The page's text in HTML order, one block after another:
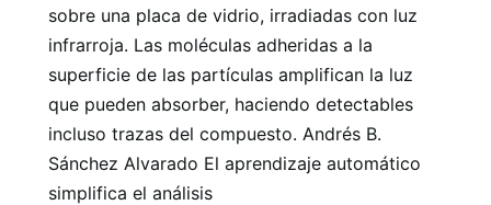
sobre una placa de vidrio, irradiadas con luz
infrarroja. Las moléculas adheridas a la
superficie de las partículas amplifican la luz
que pueden absorber, haciendo detectables
incluso trazas del compuesto. Andrés B.
Sánchez Alvarado El aprendizaje automático
simplifica el análisis